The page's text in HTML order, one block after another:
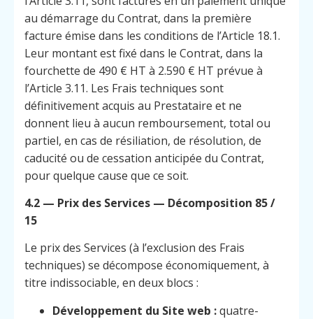
au démarrage du Contrat, dans la première
facture émise dans les conditions de l’Article 18.1.
Leur montant est fixé dans le Contrat, dans la
fourchette de 490 € HT à 2.590 € HT prévue à
l’Article 3.11. Les Frais techniques sont
définitivement acquis au Prestataire et ne
donnent lieu à aucun remboursement, total ou
partiel, en cas de résiliation, de résolution, de
caducité ou de cessation anticipée du Contrat,
pour quelque cause que ce soit.
4.2 — Prix des Services — Décomposition 85 /
15
Le prix des Services (à l’exclusion des Frais
techniques) se décompose économiquement, à
titre indissociable, en deux blocs :
Développement du Site web :quatre-